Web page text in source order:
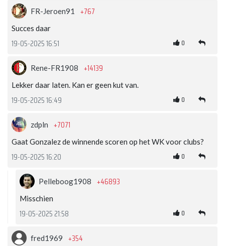
FR-Jeroen91 +767
Succes daar
19-05-2025 16:51 0
Rene-FR1908 +14139
Lekker daar laten. Kan er geen kut van.
19-05-2025 16:49 0
zdpln +7071
Gaat Gonzalez de winnende scoren op het WK voor clubs?
19-05-2025 16:20 0
Pelleboog1908 +46893
Misschien
19-05-2025 21:58 0
fred1969 +354